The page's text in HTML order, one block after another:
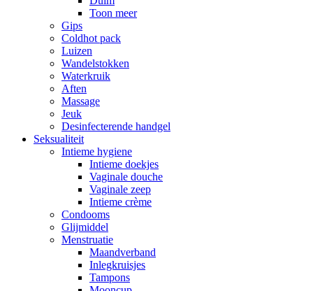
Toon meer
Gips
Coldhot pack
Luizen
Wandelstokken
Waterkruik
Aften
Massage
Jeuk
Desinfecterende handgel
Seksualiteit
Intieme hygiene
Intieme doekjes
Vaginale douche
Vaginale zeep
Intieme crème
Condooms
Glijmiddel
Menstruatie
Maandverband
Inlegkruisjes
Tampons